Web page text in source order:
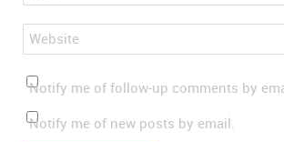
Website
Notify me of follow-up comments by
Notify me of new posts by email.